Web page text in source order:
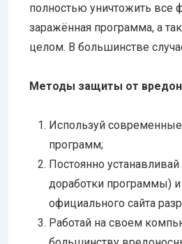
полностью уничтожить все
заражённая программа, а
целом. В большинстве
Методы защиты от
Используй
программ;
Постоянно
доработки программы)
официального сайта
Работай на своем